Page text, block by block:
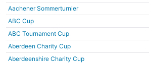
Aachener Sommerturnier
ABC Cup
ABC Tournament Cup
Aberdeen Charity Cup
Aberdeenshire Charity Cup